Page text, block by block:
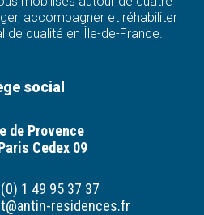
accompagner et réhabiliter
de qualité en Île-de-France.
social
de Provence
Cedex 09
1 49 95 37 37
residences.fr